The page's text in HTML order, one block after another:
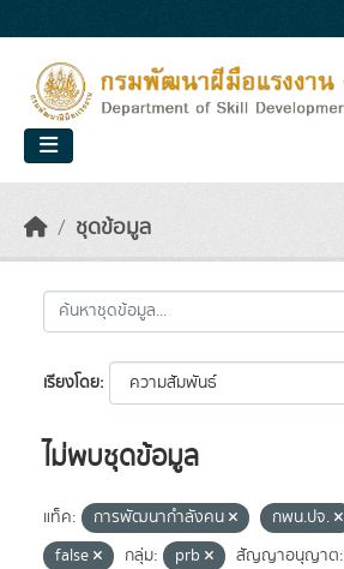
ชุดข้อมูล
เรียงโดย
ไม่พบชุดข้อมูล
แท็ค: การพัฒนากำลังคน กพน.ปจ.
false
กลุ่ม: prb
สัญญาอนุญาต: